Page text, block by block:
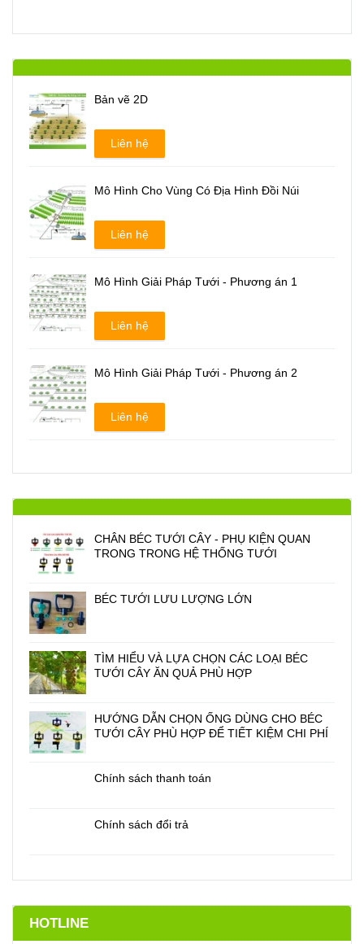
Bản vẽ 2D
Liên hệ
Mô Hình Cho Vùng Có Địa Hình Đồi Núi
Liên hệ
Mô Hình Giải Pháp Tưới - Phương án 1
Liên hệ
Mô Hình Giải Pháp Tưới - Phương án 2
Liên hệ
CHÂN BÉC TƯỚI CÂY - PHỤ KIỆN QUAN
TRONG TRONG HỆ THỐNG TƯỚI
BÉC TƯỚI LƯU LƯỢNG LỚN
TÌM HIỂU VÀ LỰA CHỌN CÁC LOẠI BÉC
TƯỚI CÂY ĂN QUẢ PHÙ HỢP
HƯỚNG DẪN CHỌN ỐNG DÙNG CHO BÉC
TƯỚI CÂY PHÙ HỢP ĐỂ TIẾT KIỆM CHI PHÍ
Chính sách thanh toán
Chính sách đổi trả
HOTLINE